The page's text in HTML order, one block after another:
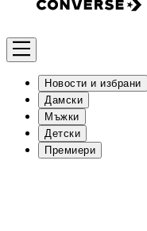
Новости и избрани
Дамски
Мъжки
Детски
Премиери